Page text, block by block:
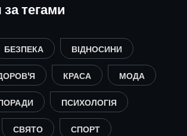
тегами
БЕЗПЕКА ВІДНОСИНИ
КРАСА МОДА
ПСИХОЛОГІЯ
СВЯТО СПОРТ